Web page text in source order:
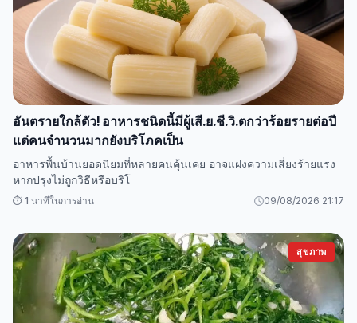
อันตรายใกล้ตัว! อาหารชนิดนี้มีผู้เสี.ย.ชี.วิ.ตกว่าร้อยรายต่อปี
แต่คนจำนวนมากยังบริโภคเป็น
อาหารพื้นบ้านยอดนิยมที่หลายคนคุ้นเคย อาจแฝงความเสี่ยงร้ายแรง
หากปรุงไม่ถูกวิธีหรือบริโ
⏱️ 1 นาทีในการอ่าน 09/08/2026 21:17
สุขภาพ